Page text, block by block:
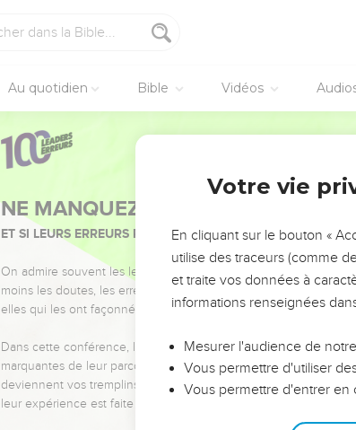
Au quotidien Bible Vidéos
NE MANQUEZ PAS L’ÉVÉNEMENT
ET SI LEURS ERREURS POUVAIENT VOUS ÉVITER LES
On admire souvent les leaders pour leurs réussites, leur impact,
moins les doutes, les erreurs et les saisons difficiles qu'ils ont
elles qui les ont façonnés.
Dans cette conférence, leaders, entrepreneurs, et responsables
marquantes de leur parcours et les clés pour avancer avec plus
deviennent vos tremplins. Que vous guidiez un ministère, une
leur expérience est faite pour vous.
Votre vie
En cliquant sur le bouton «
utilise des traceurs (comme
et traite vos données à
informations renseignées
Mesurer l'audience de
Vous permettre d'utiliser
Vous permettre d'entrer en